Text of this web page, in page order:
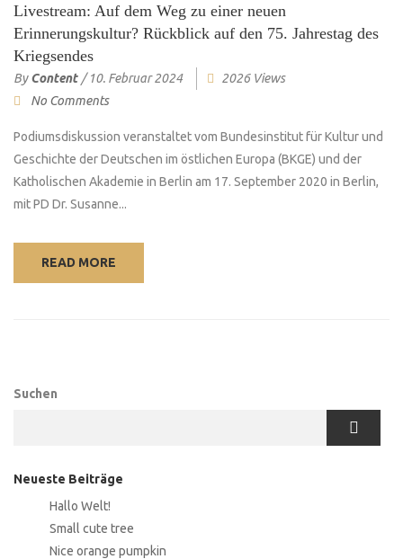
Livestream: Auf dem Weg zu einer neuen
Erinnerungskultur? Rückblick auf den 75. Jahrestag des
Kriegsendes
By Content /10. Februar 2024
2026 Views
No Comments
Podiumsdiskussion veranstaltet vom Bundesinstitut für Kultur und
Geschichte der Deutschen im östlichen Europa (BKGE) und der
Katholischen Akademie in Berlin am 17. September 2020 in Berlin,
mit PD Dr. Susanne...
READ MORE
Suchen
Neueste Beiträge
Hallo Welt!
Small cute tree
Nice orange pumpkin